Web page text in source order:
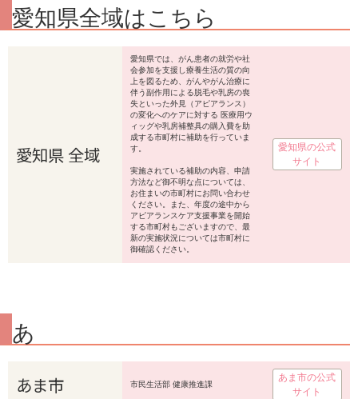
愛知県全域はこちら
愛知県 全域
愛知県では、がん患者の就労や社
会参加を支援し療養生活の質の向
上を図るため、がんやがん治療に
伴う副作用による脱毛や乳房の喪
失といった外見（アピアランス）
の変化へのケアに対する 医療用ウ
ィッグや乳房補整具の購入費を助
成する市町村に補助を行っていま
す。
実施されている補助の内容、申請
方法など御不明な点については、
お住まいの市町村にお問い合わせ
ください。また、年度の途中から
アピアランスケア支援事業を開始
する市町村もございますので、最
新の実施状況については市町村に
御確認ください。
愛知県の公式
サイト
あ
あま市 市民生活部 健康推進課
あま市の公式
サイト